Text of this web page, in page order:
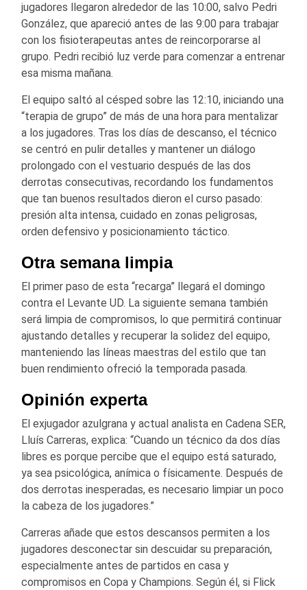
jugadores llegaron alrededor de las 10:00, salvo Pedri
González, que apareció antes de las 9:00 para trabajar
con los fisioterapeutas antes de reincorporarse al
grupo. Pedri recibió luz verde para comenzar a entrenar
esa misma mañana.
El equipo saltó al césped sobre las 12:10, iniciando una
“terapia de grupo” de más de una hora para mentalizar
a los jugadores. Tras los días de descanso, el técnico
se centró en pulir detalles y mantener un diálogo
prolongado con el vestuario después de las dos
derrotas consecutivas, recordando los fundamentos
que tan buenos resultados dieron el curso pasado:
presión alta intensa, cuidado en zonas peligrosas,
orden defensivo y posicionamiento táctico.
Otra semana limpia
El primer paso de esta “recarga” llegará el domingo
contra el Levante UD. La siguiente semana también
será limpia de compromisos, lo que permitirá continuar
ajustando detalles y recuperar la solidez del equipo,
manteniendo las líneas maestras del estilo que tan
buen rendimiento ofreció la temporada pasada.
Opinión experta
El exjugador azulgrana y actual analista en Cadena SER,
Lluís Carreras, explica: “Cuando un técnico da dos días
libres es porque percibe que el equipo está saturado,
ya sea psicológica, anímica o físicamente. Después de
dos derrotas inesperadas, es necesario limpiar un poco
la cabeza de los jugadores.”
Carreras añade que estos descansos permiten a los
jugadores desconectar sin descuidar su preparación,
especialmente antes de partidos en casa y
compromisos en Copa y Champions. Según él, si Flick